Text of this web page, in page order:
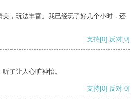
美，玩法丰富。我已经玩了好几个小时，还
支持[0] 反对[0]
了让人心旷神怡。
支持[0] 反对[0]